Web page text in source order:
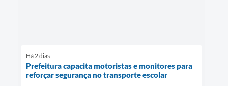
Há 2 dias
Prefeitura capacita motoristas e monitores para
reforçar segurança no transporte escolar